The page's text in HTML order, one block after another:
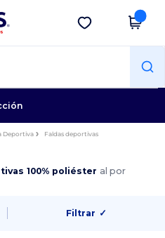
Descargar app
Deportiva Faldas deportivas
100% poliéster al por
Filtrar ✓